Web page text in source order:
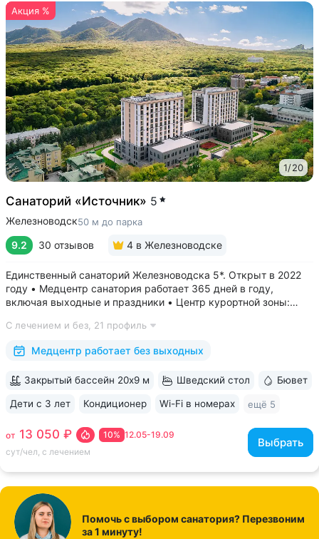
Акция %
1/20
Санаторий «Источник» 5
Железноводск50 м до парка
9.2 30 отзывов 4 в Железноводске
Единственный санаторий Железноводска 5*. Открыт в 2022
году • Медцентр санатория работает 365 дней в году,
включая выходные и праздники • Центр курортной зоны:
бюветы «Славяновский» и «Смирновский»,
бальнеогрязелечебница, каскадная...
С лечением и без, 21 профиль
Медцентр работает без выходных
12.05-19.09
10%
от 13 050 ₽
сут/чел, с лечением
Выбрать
Закрытый бассейн 20х9 м Шведский стол Бювет
Дети с 3 лет Кондиционер Wi-Fi в номерах ещё 5
Помочь с выбором санатория? Перезвоним
за 1 минуту!